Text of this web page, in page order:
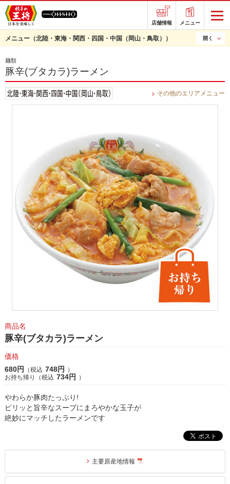
店舗情報 メニュー
豚辛(ブタカラ)ラーメン
その他のエリアメニュー
麺類
商品名
豚辛(ブタカラ)ラーメン
価格
680円
（税込 748円
）
お持ち帰り（税込 734円 ）
やわらか豚肉たっぷり!
ピリッと旨辛なスープにまろやかな玉子が
絶妙にマッチしたラーメンです
主要原産地情報
メニュー （北陸・東海・関西・四国・中国（岡山・鳥取）） 開く